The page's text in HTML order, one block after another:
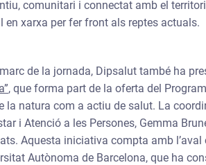
comunitari i connectat amb el
en xarxa per fer front als reptes actuals.
de la jornada, Dipsalut també ha
, que forma part de la oferta del
la natura com a actiu de salut. La
i Atenció a les Persones, Gemma
Aquesta iniciativa compta amb l’aval
Autònoma de Barcelona, que ha